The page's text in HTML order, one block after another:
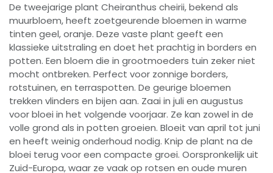
De tweejarige plant Cheiranthus cheirii, bekend als
muurbloem, heeft zoetgeurende bloemen in warme
tinten geel, oranje. Deze vaste plant geeft een
klassieke uitstraling en doet het prachtig in borders en
potten. Een bloem die in grootmoeders tuin zeker niet
mocht ontbreken. Perfect voor zonnige borders,
rotstuinen, en terraspotten. De geurige bloemen
trekken vlinders en bijen aan. Zaai in juli en augustus
voor bloei in het volgende voorjaar. Ze kan zowel in de
volle grond als in potten groeien. Bloeit van april tot juni
en heeft weinig onderhoud nodig. Knip de plant na de
bloei terug voor een compacte groei. Oorspronkelijk uit
Zuid-Europa, waar ze vaak op rotsen en oude muren